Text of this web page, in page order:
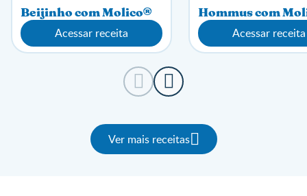
Beijinho com Molico®
Acessar receita
Hommus com
Acessar receita
Ver mais receitas